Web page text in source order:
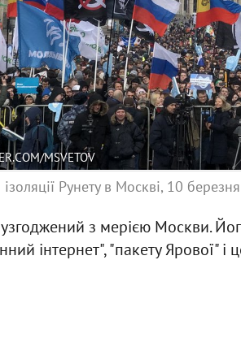
MSVETOV
Рунету в Москві, 10
з мерією Москви.
інтернет", "пакету Ярової" і